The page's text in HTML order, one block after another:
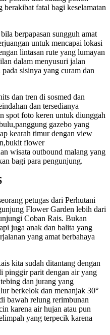
berakibat fatal bagi keselamatan
berpapasan sungguh amat
untuk mencapai lokasi
lintasan rute yang lumayan
dalam menyusuri jalan
sisinya yang curam dan
dan tren di sosmed dan
dan tersedianya
spot foto keren untuk diunggah
gazebo yang
kearah timur dengan view
flower
wisata outbound malang yang
bagi para pengunjung.
petugas dari Perhutani
Flower Garden lebih dari
Coban Rais. Bukan
juga anak dan balita yang
yang amat berbahaya
kita sudah ditantang dengan
pinggir parit dengan air yang
dan jurang yang
berkelok dan menanjak 30°
bawah relung rerimbunan
karena air hujan atau pun
yang terpecik karena